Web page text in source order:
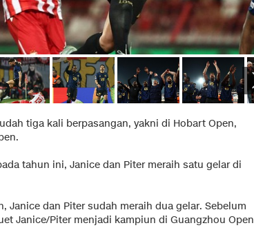
tiga kali berpasangan, yakni di Hobart Open,
tahun ini, Janice dan Piter meraih satu gelar di
Janice dan Piter sudah meraih dua gelar. Sebelum
Janice/Piter menjadi kampiun di Guangzhou Open